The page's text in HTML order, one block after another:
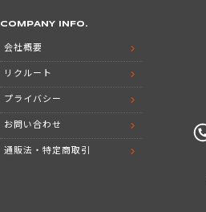
COMPANY INFO.
会社概要
リクルート
プライバシー
お問い合わせ
通販法・特定商取引